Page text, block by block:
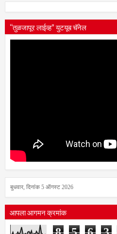
“तुळजापूर लाईव्ह” युटयूब चॅनेल
बुधवार, दिनांक 5 ऑगस्ट 2026
आपला आगमन क्रमांक